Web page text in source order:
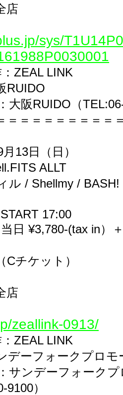
店
sys/
ZEAL LINK
RUIDO
大阪RUIDO（
＝＝＝＝＝＝＝＝＝
13日（日）
ALLT
ル / Shellmy / BASH!
17:00
日 ¥3,780-(tax in）
Cチケット）
店
zeallink-0913/
ZEAL LINK
デーフォークプロモ
サンデーフォーク
9100）